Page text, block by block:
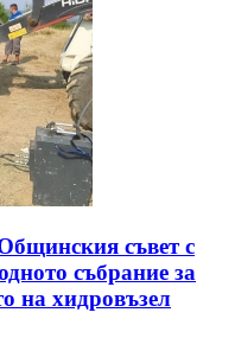
съвет с
събрание за
на хидровъзел